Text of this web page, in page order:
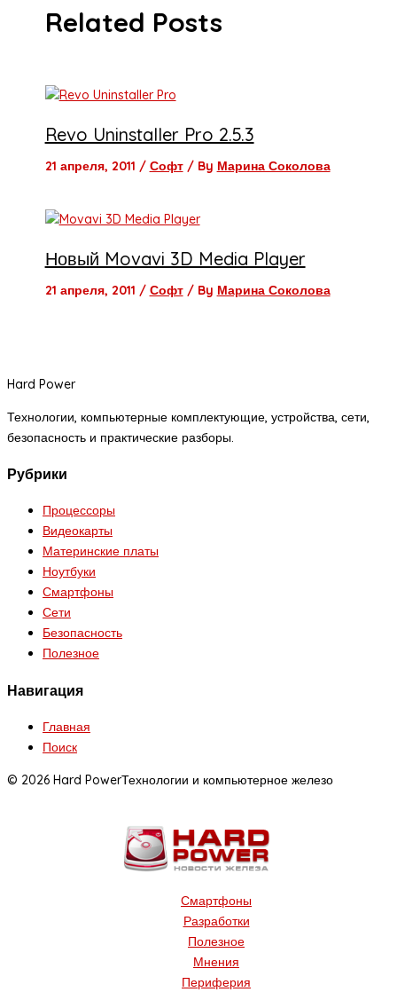
Related Posts
Revo Uninstaller Pro 2.5.3
21 апреля, 2011 / Софт/ By Марина Соколова
Новый Movavi 3D Media Player
21 апреля, 2011 / Софт/ By Марина Соколова
Hard Power
Технологии, компьютерные комплектующие, устройства, сети,
безопасность и практические разборы.
Рубрики
Процессоры
Видеокарты
Материнские платы
Ноутбуки
Смартфоны
Сети
Безопасность
Полезное
Навигация
Главная
Поиск
© 2026 Hard PowerТехнологии и компьютерное железо
Смартфоны
Разработки
Полезное
Мнения
Периферия